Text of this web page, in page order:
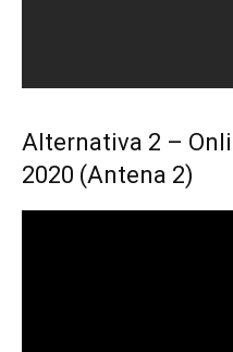
Alternativa 2 –
2020 (Antena 2)